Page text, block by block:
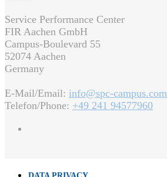
Service Performance Center
FIR Aachen GmbH
Campus-Boulevard 55
52074 Aachen
Germany
E-Mail/Email: info@spc-campus.com
Telefon/Phone: +49 241 94577960